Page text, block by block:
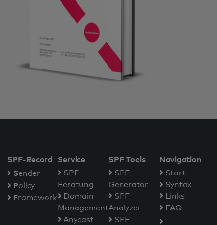
SPF-Record
Sender
Policy
Framework
Service
SPF-
Beratung
Domain
Management
Anycast
SPF Tools
SPF
Generator
SPF
Analyzer
SPF
Navigation
Start
Syntax
Links
FAQ